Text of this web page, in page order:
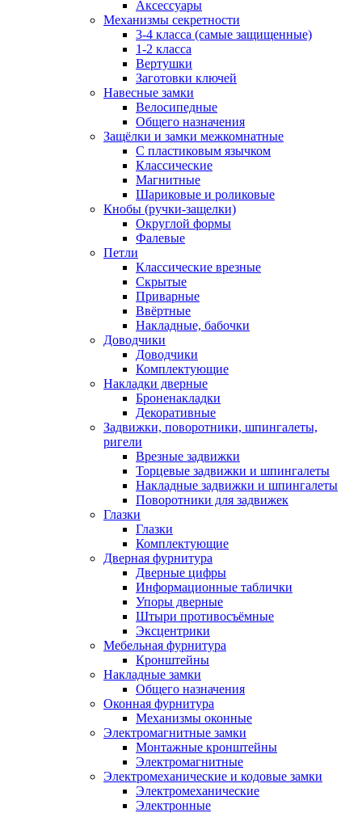
Аксессуары
Механизмы секретности
3-4 класса (самые защищенные)
1-2 класса
Вертушки
Заготовки ключей
Навесные замки
Велосипедные
Общего назначения
Защёлки и замки межкомнатные
С пластиковым язычком
Классические
Магнитные
Шариковые и роликовые
Кнобы (ручки-защелки)
Округлой формы
Фалевые
Петли
Классические врезные
Скрытые
Приварные
Ввёртные
Накладные, бабочки
Доводчики
Доводчики
Комплектующие
Накладки дверные
Броненакладки
Декоративные
Задвижки, поворотники, шпингалеты,
ригели
Врезные задвижки
Торцевые задвижки и шпингалеты
Накладные задвижки и шпингалеты
Поворотники для задвижек
Глазки
Глазки
Комплектующие
Дверная фурнитура
Дверные цифры
Информационные таблички
Упоры дверные
Штыри противосъёмные
Эксцентрики
Мебельная фурнитура
Кронштейны
Накладные замки
Общего назначения
Оконная фурнитура
Механизмы оконные
Электромагнитные замки
Монтажные кронштейны
Электромагнитные
Электромеханические и кодовые замки
Электромеханические
Электронные